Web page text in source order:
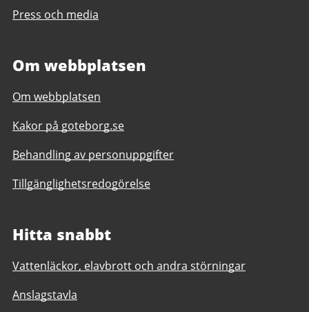
Press och media
Om webbplatsen
Om webbplatsen
Kakor på goteborg.se
Behandling av personuppgifter
Tillgänglighetsredogörelse
Hitta snabbt
Vattenläckor, elavbrott och andra störningar
Anslagstavla